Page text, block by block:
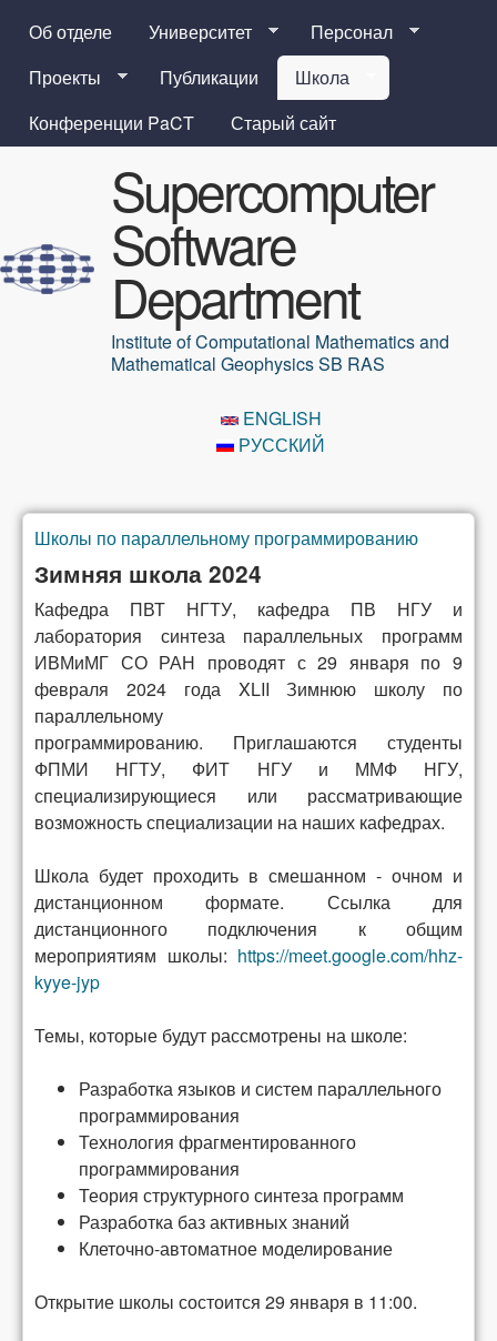
содержанию
Об отделе Университет
Персонал
Проекты
Публикации
Школа
Конференции PaCT
Старый сайт
Supercomputer
Software
Department
Institute of Computational Mathematics and
Mathematical Geophysics SB RAS
ENGLISH
РУССКИЙ
Вы здесь
Школы по параллельному программированию
Зимняя школа 2024
Кафедра ПВТ НГТУ, кафедра ПВ НГУ и
лаборатория синтеза параллельных программ
ИВМиМГ СО РАН проводят с 29 января по 9
февраля 2024 года XLII Зимнюю школу по
параллельному
программированию. Приглашаются студенты
ФПМИ НГТУ, ФИТ НГУ и ММФ НГУ,
специализирующиеся или рассматривающие
возможность специализации на наших кафедрах.
Школа будет проходить в смешанном - очном и
дистанционном формате. Ссылка для
дистанционного подключения к общим
мероприятиям школы: https://meet.google.com/hhz-
kyye-jyp
Темы, которые будут рассмотрены на школе:
Разработка языков и систем параллельного
программирования
Технология фрагментированного
программирования
Теория структурного синтеза программ
Разработка баз активных знаний
Клеточно-автоматное моделирование
Открытие школы состоится 29 января в 11:00.